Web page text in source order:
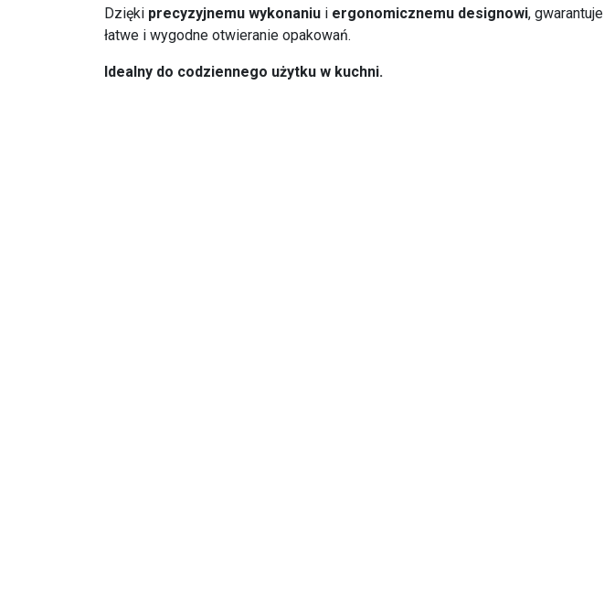
Dzięki precyzyjnemu wykonaniu i ergonomicznemu designowi, gwarantuje
łatwe i wygodne otwieranie opakowań.
Idealny do codziennego użytku w kuchni.